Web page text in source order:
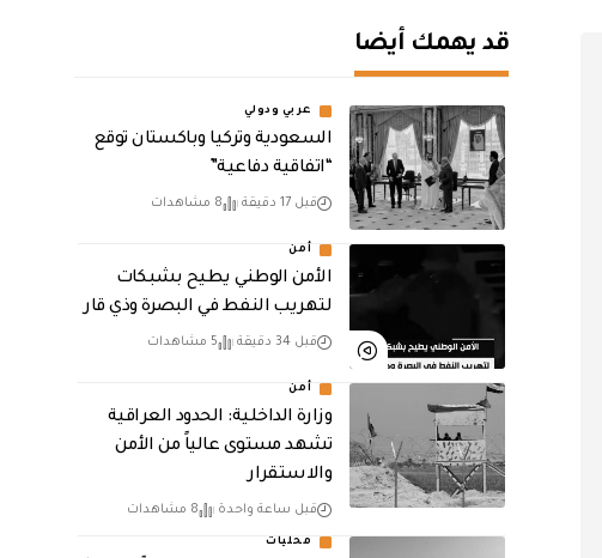
قد يهمك أيضا
عربي ودولي
السعودية وتركيا وباكستان توقع
“اتفاقية دفاعية”
قبل 17 دقيقة 8 مشاهدات
أمن
الأمن الوطني يطيح بشبكات
لتهريب النفط في البصرة وذي قار
قبل 34 دقيقة 5 مشاهدات
أمن
وزارة الداخلية: الحدود العراقية
تشهد مستوى عالياً من الأمن
والاستقرار
قبل ساعة واحدة 8 مشاهدات
محليات